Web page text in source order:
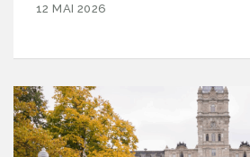
12 MAI 2026